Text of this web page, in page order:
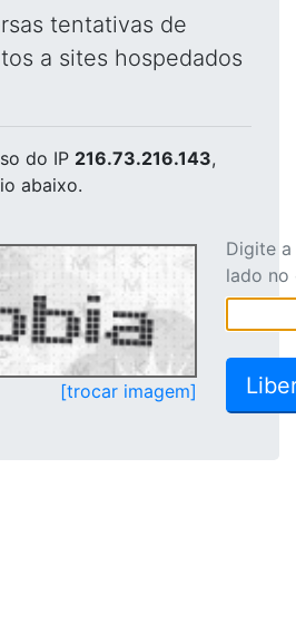
tentativas de
a sites hospedados
do IP 216.73.216.143,
abaixo.
[trocar imagem]
Digite
lado no